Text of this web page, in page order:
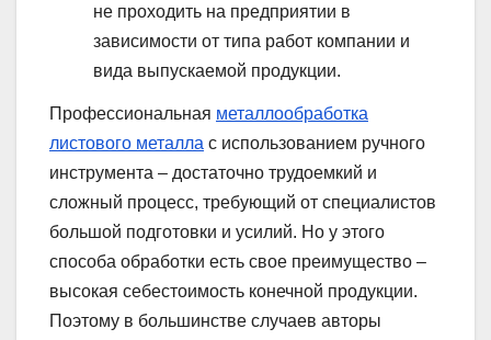
не проходить на предприятии в
зависимости от типа работ компании и
вида выпускаемой продукции.
Профессиональная металлообработка
листового металла с использованием ручного
инструмента – достаточно трудоемкий и
сложный процесс, требующий от специалистов
большой подготовки и усилий. Но у этого
способа обработки есть свое преимущество –
высокая себестоимость конечной продукции.
Поэтому в большинстве случаев авторы